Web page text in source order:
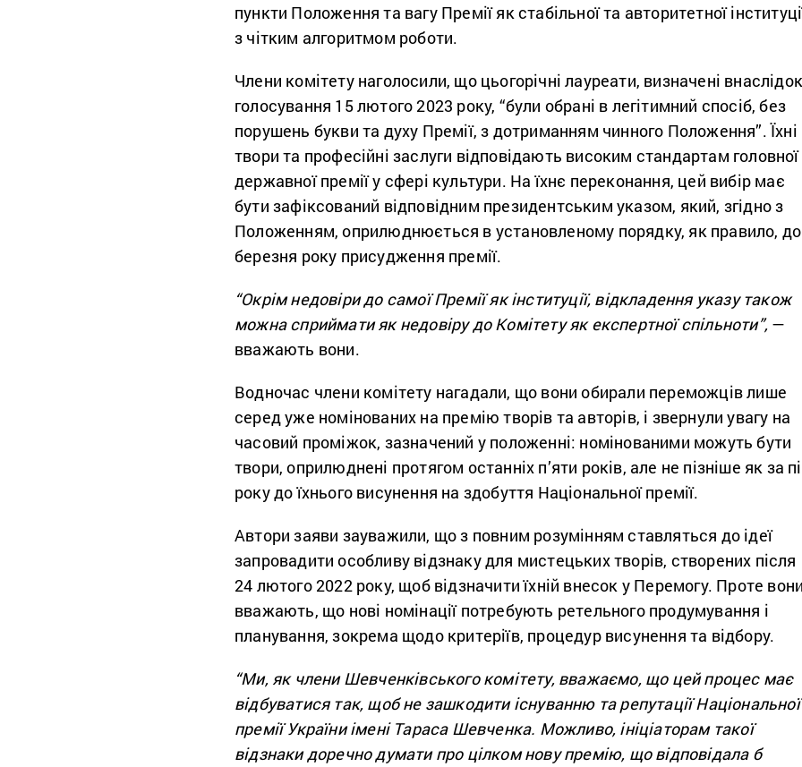
пункти Положення та вагу Премії як стабільної та авторитетної
з чітким алгоритмом роботи.
Члени комітету наголосили, що цьогорічні лауреати, визначені внаслідок
голосування 15 лютого 2023 року, “були обрані в легітимний спосіб, без
порушень букви та духу Премії, з дотриманням чинного Положення”. Їхні
твори та професійні заслуги відповідають високим стандартам головної
державної премії у сфері культури. На їхнє переконання, цей вибір має
бути зафіксований відповідним президентським указом, який, згідно з
Положенням, оприлюднюється в установленому порядку, як правило,
березня року присудження премії.
“Окрім недовіри до самої Премії як інституції, відкладення указу також
можна сприймати як недовіру до Комітету як експертної спільноти”, —
вважають вони.
Водночас члени комітету нагадали, що вони обирали переможців лише
серед уже номінованих на премію творів та авторів, і звернули увагу на
часовий проміжок, зазначений у положенні: номінованими можуть бути
твори, оприлюднені протягом останніх п’яти років, але не пізніше як за
року до їхнього висунення на здобуття Національної премії.
Автори заяви зауважили, що з повним розумінням ставляться до ідеї
запровадити особливу відзнаку для мистецьких творів, створених після
24 лютого 2022 року, щоб відзначити їхній внесок у Перемогу. Проте вони
вважають, що нові номінації потребують ретельного продумування і
планування, зокрема щодо критеріїв, процедур висунення та відбору.
“Ми, як члени Шевченківського комітету, вважаємо, що цей процес має
відбуватися так, щоб не зашкодити існуванню та репутації Національної
премії України імені Тараса Шевченка. Можливо, ініціаторам такої
відзнаки доречно думати про цілком нову премію, що відповідала б